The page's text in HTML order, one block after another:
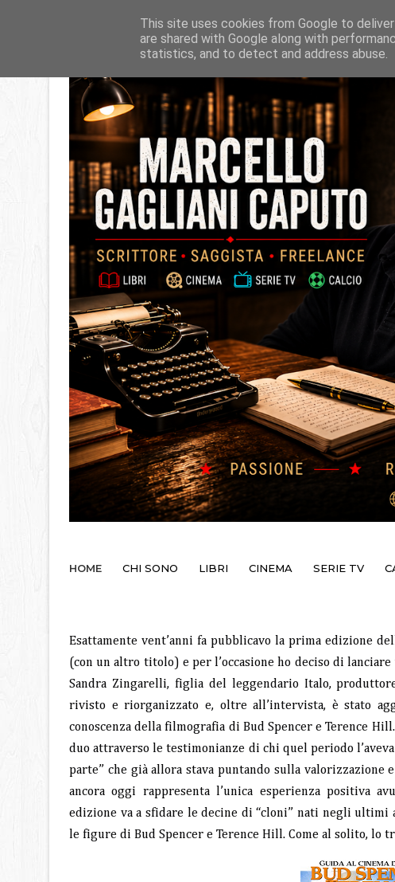
HOME CHI SONO LIBRI CINEMA SERIE TV
Esattamente vent’anni fa pubblicavo la prima edizione
(con un altro titolo) e per l’occasione ho deciso di
Sandra Zingarelli, figlia del leggendario Italo,
rivisto e riorganizzato e, oltre all’intervista, è stato
conoscenza della filmografia di Bud Spencer e Terence
duo attraverso le testimonianze di chi quel periodo
parte” che già allora stava puntando sulla
ancora oggi rappresenta l’unica esperienza positiva
edizione va a sfidare le decine di “cloni” nati negli ultimi
le figure di Bud Spencer e Terence Hill. Come al solito, lo
This site uses cookies from Google to
are shared with Google along with
statistics, and to detect and address abuse.